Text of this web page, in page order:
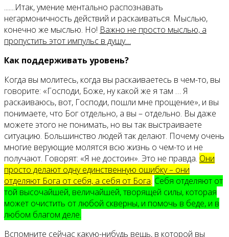
.......Итак, умение ментально распознавать
негармоничность действий и раскаиваться. Мыслью,
конечно же мыслью. Но! Важно не просто мыслью, а
пропустить этот импульс в душу…
Как поддерживать уровень?
Когда вы молитесь, когда вы раскаиваетесь в чем-то, вы
говорите: «Господи, Боже, ну какой же я там … Я
раскаиваюсь, вот, Господи, пошли мне прощение», и вы
понимаете, что Бог отдельно, а вы – отдельно. Вы даже
можете этого не понимать, но вы так выстраиваете
ситуацию. Большинство людей так делают. Почему очень
многие верующие молятся всю жизнь о чем-то и не
получают. Говорят: «Я не достоин». Это не правда. Они
просто делают одну единственную ошибку – они
отделяют Бога от себя, а себя от Бога. Себя отделяют от
той высочайшей, величайшей, творящей силы, которая
может очистить от любой скверны, и помочь в беде, и в
любом благом деле.
Вспомните сейчас какую-нибудь вещь, в которой вы